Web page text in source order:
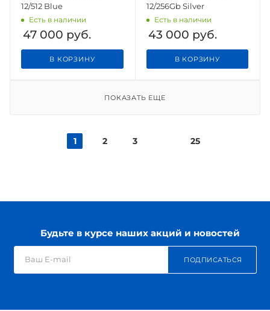
12/512 Blue
Есть в наличии
47 000 руб.
В КОРЗИНУ
12/256Gb Silver
Есть в наличии
43 000 руб.
В КОРЗИНУ
ПОКАЗАТЬ ЕЩЕ
1 2 3 25
Будьте в курсе наших акций и новостей
ПОДПИСАТЬСЯ